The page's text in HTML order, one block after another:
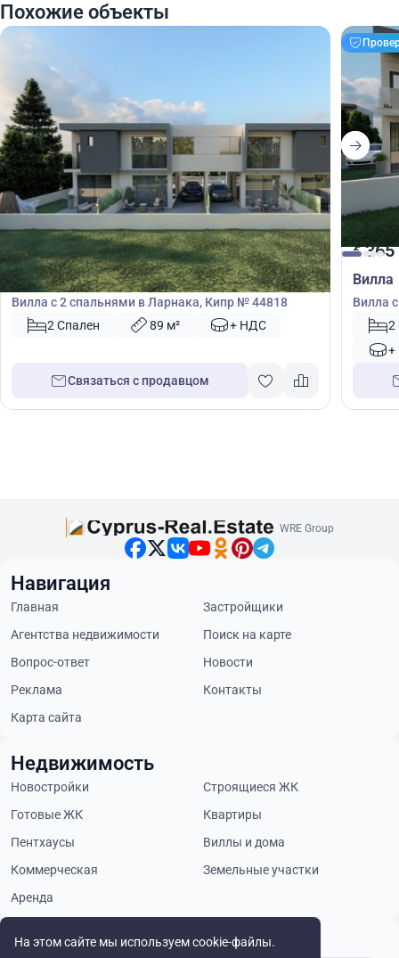
Похожие объекты
€380 000
Вилла
Вилла с 2 спальнями в Ларнака, Кипр № 44818
2 Спален
89 м² + НДС
Связаться с продавцом
€365
Вилла
Вилла
393862
На этом сайте мы используем cookie-файлы.
WRE Group
Будьте в курсе
Навигация
Главная
Застройщики
Агентства недвижимости
Поиск на карте
Вопрос-ответ
Новости
Реклама
Контакты
Карта сайта
Недвижимость
Новостройки
Строящиеся ЖК
Готовые ЖК
Квартиры
Пентхаусы
Виллы и дома
Коммерческая
Земельные участки
Аренда